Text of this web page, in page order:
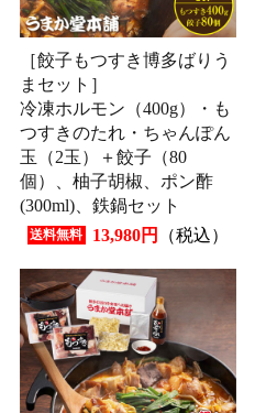
［餃子もつすき博多ばりう
まセット］
冷凍ホルモン（400g）・も
つすきのたれ・ちゃんぽん
玉（2玉）＋餃子（80
個）、柚子胡椒、ポン酢
(300ml)、鉄鍋セット
送料無料 13,980円 （税込）